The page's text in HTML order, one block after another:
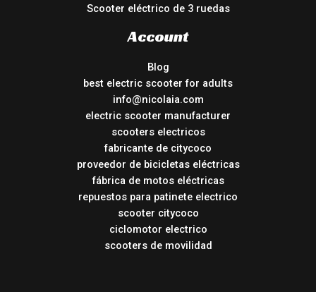
Scooter eléctrico de 3 ruedas
Account
Blog
best electric scooter for adults
info@nicolaia.com
electric scooter manufacturer
scooters electricos
fabricante de citycoco
proveedor de bicicletas eléctricas
fábrica de motos eléctricas
repuestos para patinete electrico
scooter citycoco
ciclomotor electrico
scooters de movilidad